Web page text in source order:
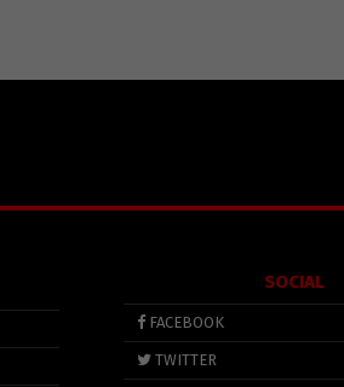
SOCIAL
FACEBOOK
TWITTER